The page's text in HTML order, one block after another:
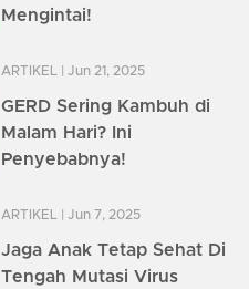
Mengintai!
ARTIKEL | Jun 21, 2025
GERD Sering Kambuh di
Malam Hari? Ini
Penyebabnya!
ARTIKEL | Jun 7, 2025
Jaga Anak Tetap Sehat Di
Tengah Mutasi Virus